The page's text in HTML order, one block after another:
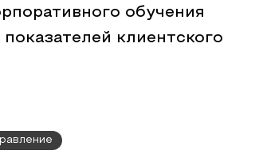
обучения
клиентского